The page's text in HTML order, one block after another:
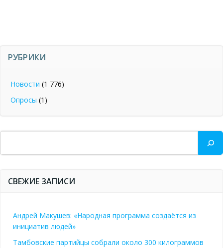
РУБРИКИ
Новости (1 776)
Опросы (1)
Поиск
СВЕЖИЕ ЗАПИСИ
Андрей Макушев: «Народная программа создаётся из
инициатив людей»
Тамбовские партийцы собрали около 300 килограммов